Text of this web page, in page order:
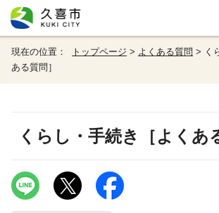
現在の位置： トップページ > よくある質問 > く
ある質問］
くらし・手続き［よくあ